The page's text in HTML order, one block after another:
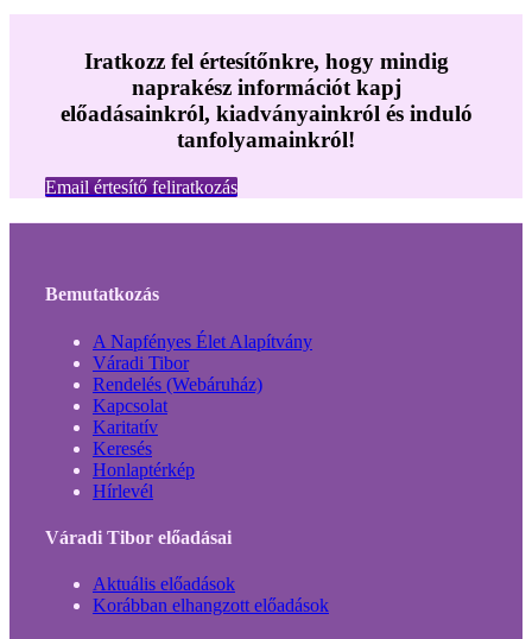
Iratkozz fel értesítőnkre, hogy mindig
naprakész információt kapj
előadásainkról, kiadványainkról és induló
tanfolyamainkról!
Email értesítő feliratkozás
Bemutatkozás
A Napfényes Élet Alapítvány
Váradi Tibor
Rendelés (Webáruház)
Kapcsolat
Karitatív
Keresés
Honlaptérkép
Hírlevél
Váradi Tibor előadásai
Aktuális előadások
Korábban elhangzott előadások